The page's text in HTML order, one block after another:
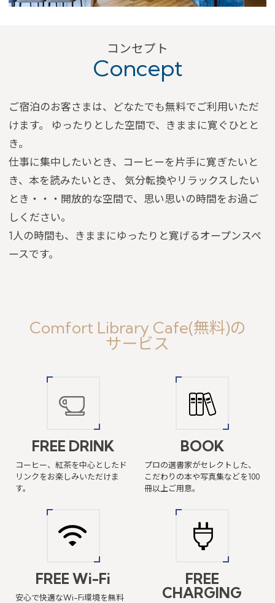
会員登録 ログイン
特別優待会員様 交通＋宿泊プラン
コンセプト
Concept
ご宿泊のお客さまは、どなたでも無料でご利用いただ
けます。
ゆったりとした空間で、きままに寛ぐひとと
き。
仕事に集中したいとき、コーヒーを片手に寛ぎたいと
き、本を読みたいとき、
気分転換やリラックスしたい
とき・・・開放的な空間で、思い思いの時間をお過ご
しください。
1人の時間も、きままにゆったりと寛げるオープンスペ
ースです。
Comfort Library Cafe(無料)の
サービス
FREE DRINK
コーヒー、紅茶を中心としたド
リンクをお楽しみいただけま
す。
BOOK
プロの選書家がセレクトした、
こだわりの本や写真集などを100
冊以上ご用意。
FREE Wi-Fi
安心で快適なWi-Fi環境を無料
FREE
CHARGING